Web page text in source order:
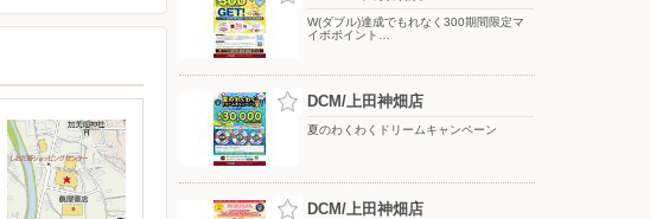
W(ダブル)達成でもれなく300期間限定マ
イボポイント…
DCM/上田神畑店
夏のわくわくドリームキャンペーン
DCM/上田神畑店